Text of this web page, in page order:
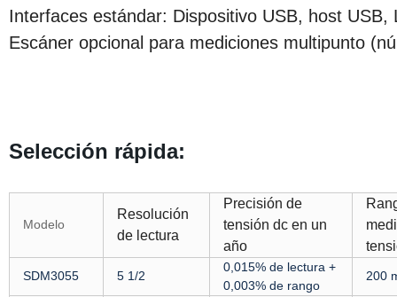
Interfaces estándar: Dispositivo USB, host
Escáner opcional para mediciones multipunto
Selección rápida:
Modelo
Resolución
de lectura
Precisión de
tensión dc en un
año
SDM3055 5 1/2
0,015% de lectura +
0,003% de rango
200